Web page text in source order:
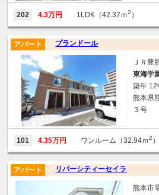
202 4.3万円 1LDK（42.37ｍ2 ）
プランドール
アパート
ＪＲ豊
東海学
築年 12
熊本県
３号
101 4.35万円 ワンルーム（32.94ｍ2 ）
リバーシティーセイラ
アパート
熊本市